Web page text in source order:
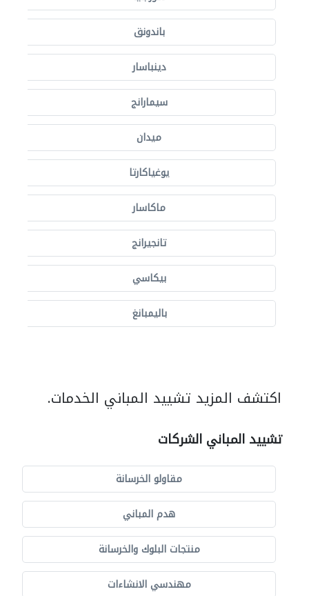
باندونق
دينباسار
سيمارانج
ميدان
يوغياكارتا
ماكاسار
تانجيرانج
بيكاسي
باليمبانغ
اكتشف المزيد تشييد المباني الخدمات.
تشييد المباني الشركات
مقاولو الخرسانة
هدم المباني
منتجات البلوك والخرسانة
مهندسي الانشاءات